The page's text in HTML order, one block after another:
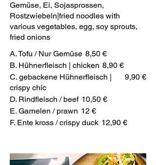
Gemüse, Ei, Sojasprossen,
Rostzwiebeln|fried noodles with
various vegetables, egg, soy sprouts,
fried onions
A. Tofu / Nur Gemüse 8,50 €
B. Hühnerfleisch | chicken 8,90 €
C. gebackene Hühnerfleisch |
crispy chic
9,90 €
D. Rindfleisch / beef 10,50 €
E. Garnelen / prawn 12 €
F. Ente kross / crispy duck 12,90 €